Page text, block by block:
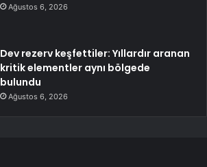
Ağustos 6, 2026
Dev rezerv keşfettiler: Yıllardır aranan
kritik elementler aynı bölgede
bulundu
Ağustos 6, 2026